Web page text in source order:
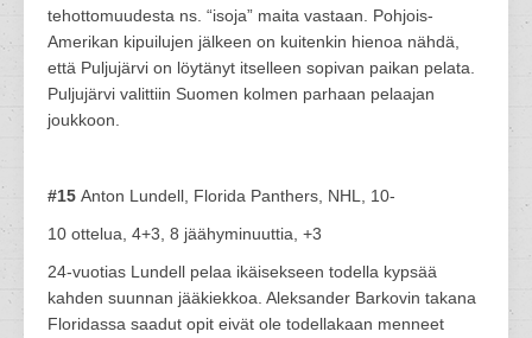
tehottomuudesta ns. “isoja” maita vastaan. Pohjois-
Amerikan kipuilujen jälkeen on kuitenkin hienoa nähdä,
että Puljujärvi on löytänyt itselleen sopivan paikan pelata.
Puljujärvi valittiin Suomen kolmen parhaan pelaajan
joukkoon.
#15 Anton Lundell, Florida Panthers, NHL, 10-
10 ottelua, 4+3, 8 jäähyminuuttia, +3
24-vuotias Lundell pelaa ikäisekseen todella kypsää
kahden suunnan jääkiekkoa. Aleksander Barkovin takana
Floridassa saadut opit eivät ole todellakaan menneet